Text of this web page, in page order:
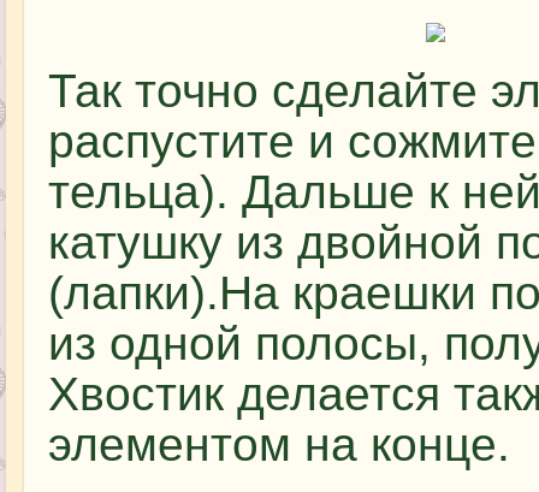
Так точно сделайте
распустите и
тельца). Дальше к
катушку из двойной
(лапки).На краешки
из одной полосы,
Хвостик делается
элементом на конце.